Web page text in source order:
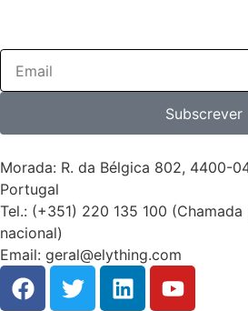
Subscrever
Morada: R. da Bélgica 802, 4400-
Portugal
Tel.: (+351) 220 135 100
nacional)
Email: geral@elything.com